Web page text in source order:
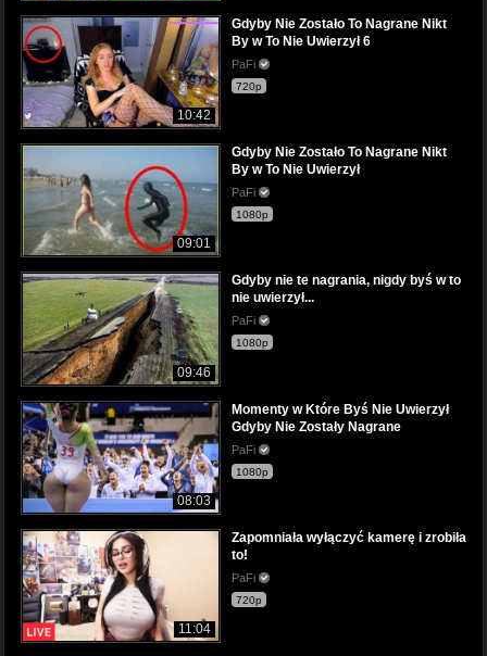
10:42
Gdyby Nie Zostało To Nagrane Nikt
By w To Nie Uwierzył 6
PaFi
720p
09:01
Gdyby Nie Zostało To Nagrane Nikt
By w To Nie Uwierzył
PaFi
1080p
09:46
Gdyby nie te nagrania, nigdy byś w to
nie uwierzył...
PaFi
1080p
08:03
Momenty w Które Byś Nie Uwierzył
Gdyby Nie Zostały Nagrane
PaFi
1080p
11:04
Zapomniała wyłączyć kamerę i zrobiła
to!
PaFi
720p